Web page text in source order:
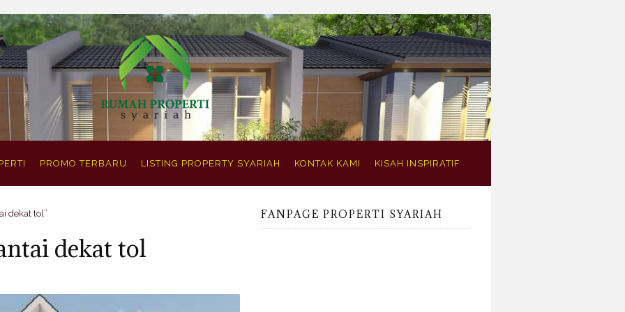
PROMO TERBARU LISTING PROPERTY SYARIAH KONTAK KAMI KISAH INSPIRATIF
dekat tol”
dekat tol
FANPAGE PROPERTI SYARIAH